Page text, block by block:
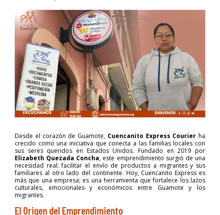
Desde el corazón de Guamote, Cuencanito Express Courier ha
crecido como una iniciativa que conecta a las familias locales con
sus seres queridos en Estados Unidos. Fundado en 2019 por
Elizabeth Quezada Concha, este emprendimiento surgió de una
necesidad real: facilitar el envío de productos a migrantes y sus
familiares al otro lado del continente. Hoy, Cuencanito Express es
más que una empresa; es una herramienta que fortalece los lazos
culturales, emocionales y económicos entre Guamote y los
migrantes.
El Origen del Emprendimiento